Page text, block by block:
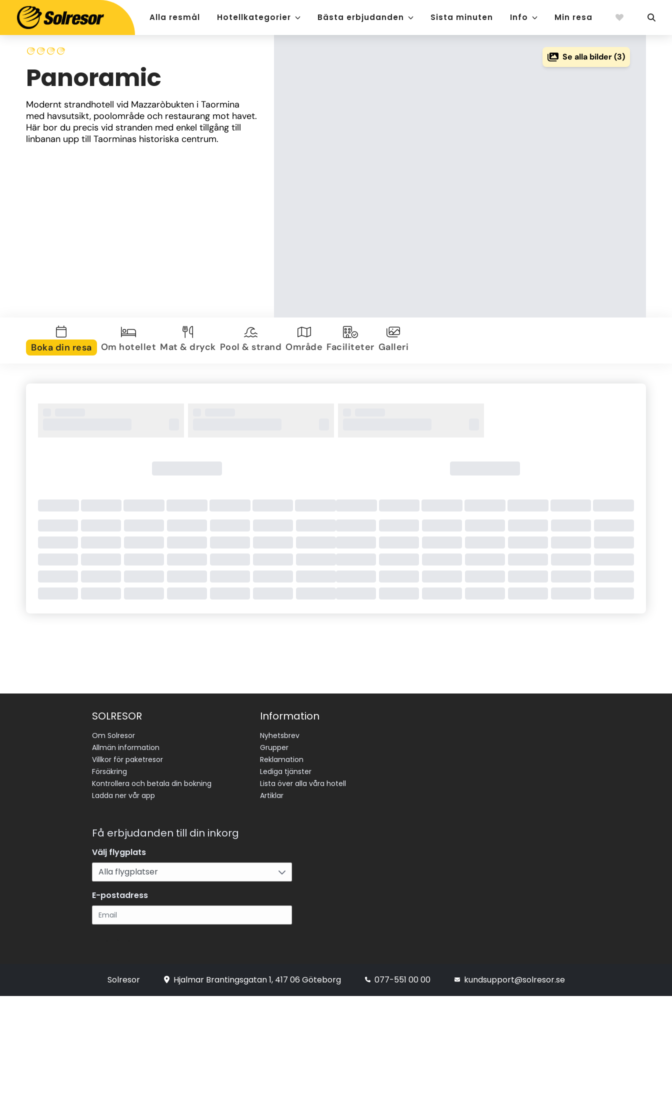
Alla resmål Hotellkategorier Bästa erbjudanden Sista minuten Info Min resa
Panoramic
Modernt strandhotell vid Mazzaròbukten i Taormina
med havsutsikt, poolområde och restaurang mot havet.
Här bor du precis vid stranden med enkel tillgång till
linbanan upp till Taorminas historiska centrum.
Se alla bilder (3)
Boka din resa Om hotellet Mat & dryck Pool & strand Område Faciliteter Galleri
SOLRESOR
Om Solresor
Allmän information
Villkor för paketresor
Försäkring
Kontrollera och betala din bokning
Ladda ner vår app
Information
Nyhetsbrev
Grupper
Reklamation
Lediga tjänster
Lista över alla våra hotell
Artiklar
Få erbjudanden till din inkorg
Välj flygplats
E-postadress
Solresor Hjalmar Brantingsgatan 1, 417 06 Göteborg 077-551 00 00 kundsupport@solresor.se